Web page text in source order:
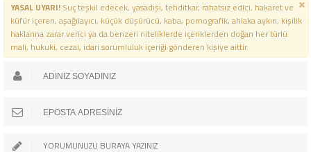
YASAL UYARI!Suç teşkil edecek, yasadışı, tehditkar, rahatsız edici, hakaret ve
küfür içeren, aşağılayıcı, küçük düşürücü, kaba, pornografik, ahlaka aykırı, kişilik
haklarına zarar verici ya da benzeri niteliklerde içeriklerden doğan her türlü
mali, hukuki, cezai, idari sorumluluk içeriği gönderen kişiye aittir.